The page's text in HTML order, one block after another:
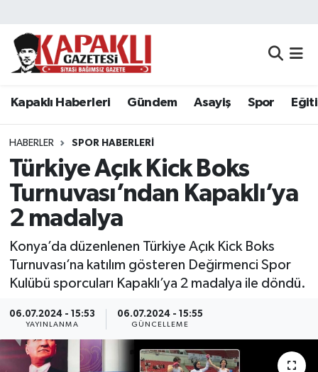
Kapaklı Haberleri Gündem Asayiş Spor
HABERLER SPOR HABERLERI
Türkiye Açık Kick Boks
Turnuvası’ndan Kapaklı’ya
2 madalya
Konya’da düzenlenen Türkiye Açık Kick Boks
Turnuvası’na katılım gösteren Değirmenci Spor
Kulübü sporcuları Kapaklı’ya 2 madalya ile döndü.
06.07.2024 - 15:53
YAYINLANMA
06.07.2024 - 15:55
GÜNCELLEME
Kapaklı Haberleri
Asayiş
Spor
Eğitim
Resmi Reklamlar
Ekonomi
Tekirdağ Nöbetçi Eczaneler
Tekirdağ Namaz Vakitleri
Tekirdağ Trafik Yoğunluk Haritası
Süper Lig Puan Durumu ve Fikstür
Tüm Manşetler
Son Dakika Haberleri
Haber Arşivi